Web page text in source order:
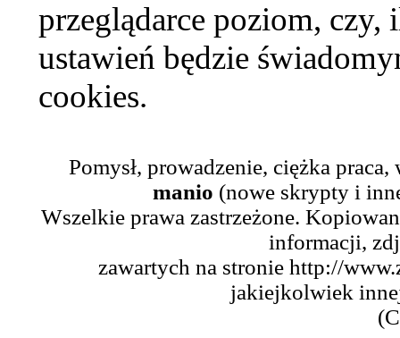
przeglądarce poziom,
ustawień będzie
cookies.
Pomysł, prowadzenie, ciężka
manio (nowe skrypty i
Wszelkie prawa zastrzeżone.
informacji,
zawartych na stronie http://
jakiejkolwiek